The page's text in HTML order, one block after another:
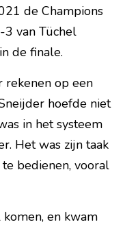
de Champions
van Tüchel
de finale.
rekenen op een
hoefde niet
in het systeem
Het was zijn taak
bedienen, vooral
en kwam